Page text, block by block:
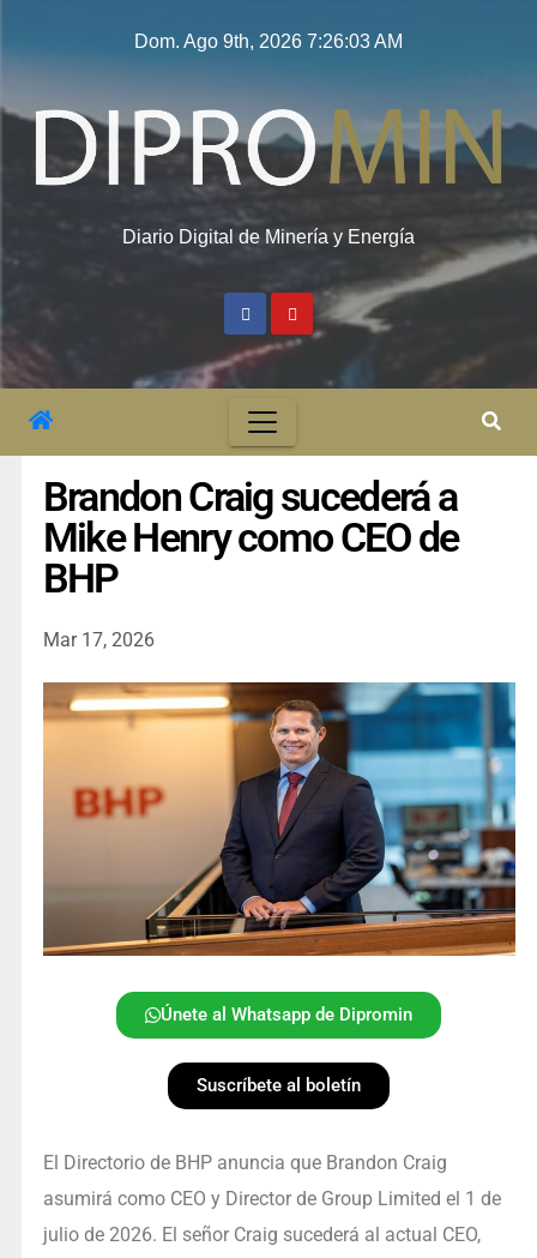
Dom. Ago 9th, 2026 7:26:04 AM
Diario Digital de Minería y Energía
Brandon Craig sucederá a
Mike Henry como CEO de
BHP
Mar 17, 2026
Únete al Whatsapp de Dipromin
Suscríbete al boletín
El Directorio de BHP anuncia que Brandon Craig
asumirá como CEO y Director de Group Limited el 1 de
julio de 2026. El señor Craig sucederá al actual CEO,